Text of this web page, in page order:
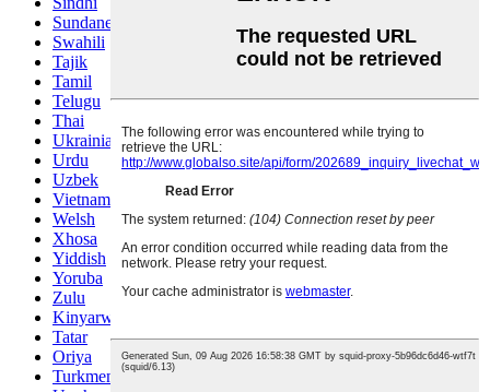
Sundanese
Swahili
Tajik
Tamil
Telugu
Thai
Ukrainian
Urdu
Uzbek
Vietnamese
Welsh
Xhosa
Yiddish
Yoruba
Zulu
Kinyarwanda
Tatar
Oriya
Turkmen